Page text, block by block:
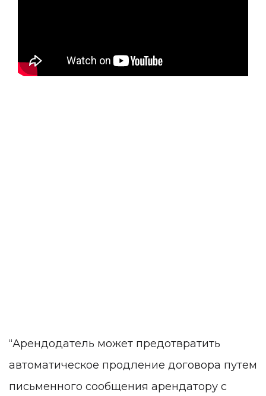
“Арендодатель может предотвратить
автоматическое продление договора путем
письменного сообщения арендатору с